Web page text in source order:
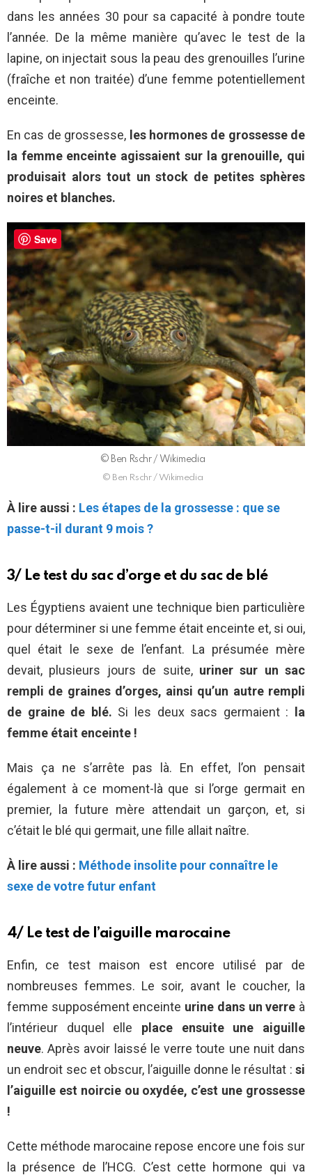
dans les années 30 pour sa capacité à pondre toute
l’année. De la même manière qu’avec le test de la
lapine, on injectait sous la peau des grenouilles l’urine
(fraîche et non traitée) d’une femme potentiellement
enceinte.
En cas de grossesse, les hormones de grossesse de
la femme enceinte agissaient sur la grenouille, qui
produisait alors tout un stock de petites sphères
noires et blanches.
© Ben Rschr / Wikimedia
© Ben Rschr / Wikimedia
À lire aussi : Les étapes de la grossesse : que se
passe-t-il durant 9 mois ?
3/ Le test du sac d’orge et du sac de blé
Les Égyptiens avaient une technique bien particulière
pour déterminer si une femme était enceinte et, si oui,
quel était le sexe de l’enfant. La présumée mère
devait, plusieurs jours de suite, uriner sur un sac
rempli de graines d’orges, ainsi qu’un autre rempli
de graine de blé. Si les deux sacs germaient :
la
femme était enceinte !
Mais ça ne s’arrête pas là. En effet, l’on pensait
également à ce moment-là que si l’orge germait en
premier, la future mère attendait un garçon, et, si
c’était le blé qui germait, une fille allait naître.
À lire aussi : Méthode insolite pour connaître le
sexe de votre futur enfant
4/ Le test de l’aiguille marocaine
Enfin, ce test maison est encore utilisé par de
nombreuses femmes. Le soir, avant le coucher, la
femme supposément enceinte urine dans un verre à
l’intérieur duquel elle place ensuite une aiguille
neuve. Après avoir laissé le verre toute une nuit dans
un endroit sec et obscur, l’aiguille donne le résultat : si
l’aiguille est noircie ou oxydée, c’est une grossesse
!
Cette méthode marocaine repose encore une fois sur
la présence de l’HCG. C’est cette hormone qui va
Save